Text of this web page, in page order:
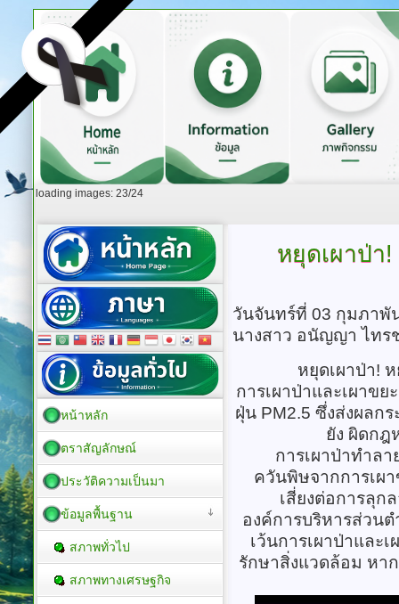
loading images: 23/24
หยุดเผาป่า!
วันจันทร์ที่ 03 กุมภาพั
นางสาว อนัญญา ไทร
หยุดเผาป่า!
การเผาป่าและเผาข
ฝุ่น PM2.5 ซึ่งส่งผลก
ยัง ผิดกฎ
การเผาป่าทำล
ควันพิษจากการเผ
เสี่ยงต่อการลุ
องค์การบริหารส่วน
เว้นการเผาป่าและ
รักษาสิ่งแวดล้อม หา
หน้าหลัก
ตราสัญลักษณ์
ประวัติความเป็นมา
ข้อมูลพื้นฐาน
สภาพทั่วไป
สภาพทางเศรษฐกิจ